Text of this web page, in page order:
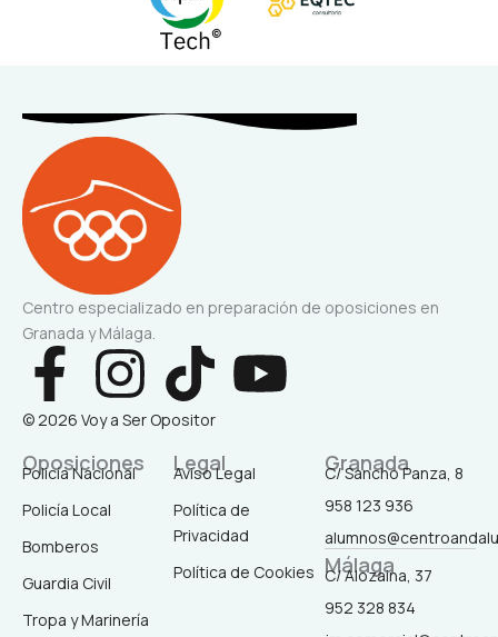
Centro especializado en preparación de oposiciones en
Granada y Málaga.
F
a
c
e
b
I
n
s
a
T
i
k
t
o
Y
u
© 2026 Voy a Ser Opositor
Oposiciones
Policía Nacional
Policía Local
Bomberos
Guardia Civil
Tropa y Marinería
Legal
Aviso Legal
Política de
Privacidad
Política de Cookies
Granada
C/ Sancho Panza, 8
958 123 936
Málaga
C/ Alozaina, 37
952 328 834